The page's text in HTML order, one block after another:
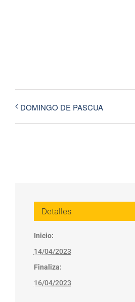
DOMINGO DE PASCUA
Detalles
Inicio:
14/04/2023
Finaliza:
16/04/2023